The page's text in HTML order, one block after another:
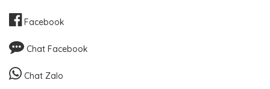
Facebook
Chat Facebook
Chat Zalo